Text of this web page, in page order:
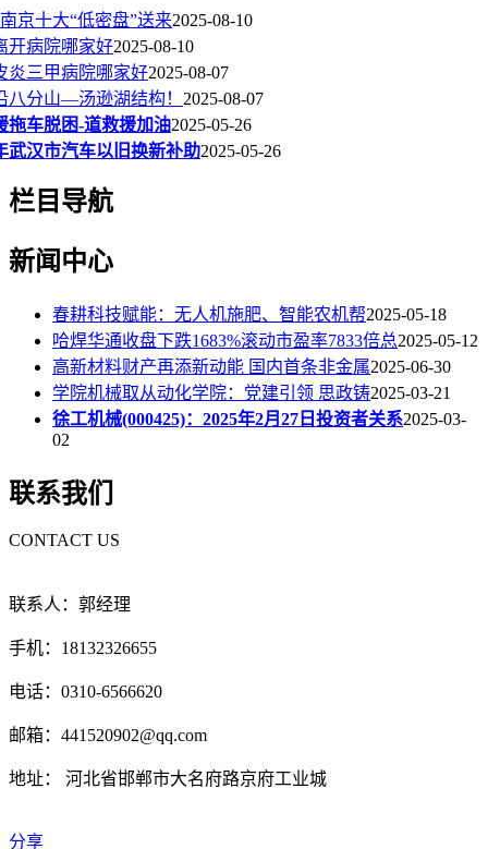
京十大“低密盘”送来2025-08-10
开病院哪家好2025-08-10
炎三甲病院哪家好2025-08-07
八分山—汤逊湖结构！ 2025-08-07
拖车脱困-道救援加油2025-05-26
武汉市汽车以旧换新补助2025-05-26
栏目导航
新闻中心
春耕科技赋能：无人机施肥、智能农机帮2025-05-18
哈焊华通收盘下跌1683%滚动市盈率7833倍总2025-05-12
高新材料财产再添新动能 国内首条非金属2025-06-30
学院机械取从动化学院：党建引领 思政铸2025-03-21
徐工机械(000425)：2025年2月27日投资者关系2025-03-
02
联系我们
CONTACT US
联系人：郭经理
手机：18132326655
电话：0310-6566620
邮箱：441520902@qq.com
地址： 河北省邯郸市大名府路京府工业城
分享